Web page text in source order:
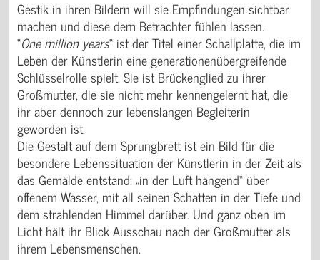
Gestik in ihren Bildern will sie Empfindungen sichtbar
machen und diese dem Betrachter fühlen lassen.
“One million years“ ist der Titel einer Schallplatte, die im
Leben der Künstlerin eine generationenübergreifende
Schlüsselrolle spielt. Sie ist Brückenglied zu ihrer
Großmutter, die sie nicht mehr kennengelernt hat, die
ihr aber dennoch zur lebenslangen Begleiterin
geworden ist.
Die Gestalt auf dem Sprungbrett ist ein Bild für die
besondere Lebenssituation der Künstlerin in der Zeit als
das Gemälde entstand: „in der Luft hängend“ über
offenem Wasser, mit all seinen Schatten in der Tiefe und
dem strahlenden Himmel darüber. Und ganz oben im
Licht hält ihr Blick Ausschau nach der Großmutter als
ihrem Lebensmenschen.